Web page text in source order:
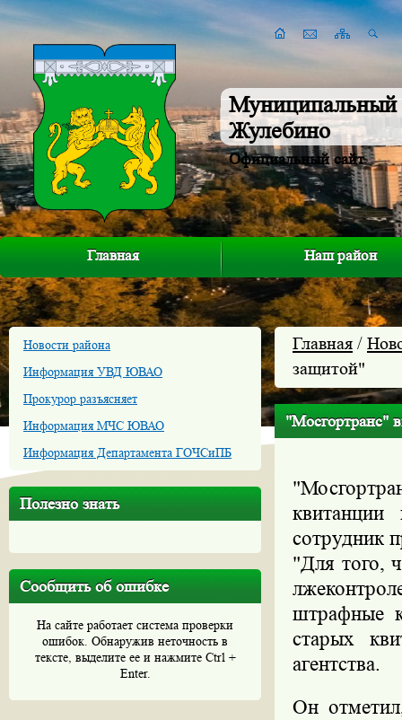
Муниципальный
Жулебино
Официальный сайт
Главная Наш район
Новости района
Информация УВД ЮВАО
Прокурор разъясняет
Информация МЧС ЮВАО
Информация Департамента ГОЧСиПБ
Полезно знать
Сообщить об ошибке
На сайте работает система проверки
ошибок. Обнаружив неточность в
тексте, выделите ее и нажмите Ctrl +
Enter.
Главная /
защитой"
"Мосгортранс"
сотрудник
"Для того,
штрафные
старых
агентства.
Он